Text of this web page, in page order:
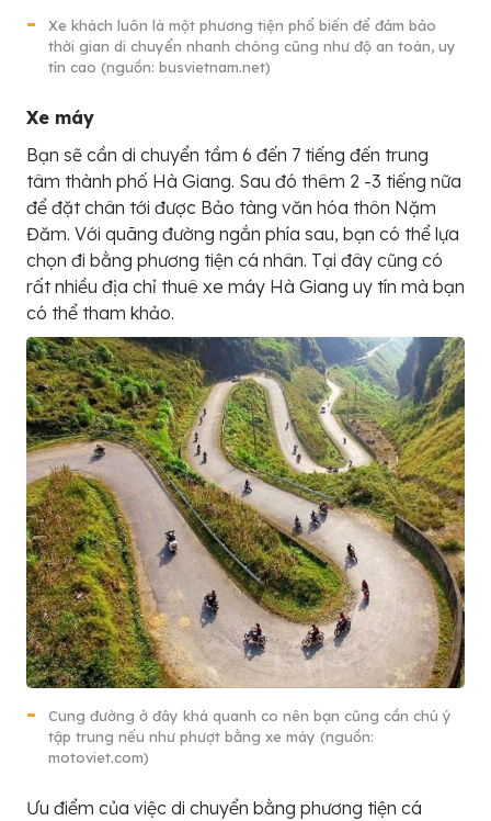
Xe khách luôn là một phương tiện phổ biến để đảm bảo
thời gian di chuyển nhanh chóng cũng như độ an toàn, uy
tín cao (nguồn: busvietnam.net)
Xe máy
Bạn sẽ cần di chuyển tầm 6 đến 7 tiếng đến trung
tâm thành phố Hà Giang. Sau đó thêm 2 -3 tiếng nữa
để đặt chân tới được Bảo tàng văn hóa thôn Nặm
Đăm. Với quãng đường ngắn phía sau, bạn có thể lựa
chọn đi bằng phương tiện cá nhân. Tại đây cũng có
rất nhiều địa chỉ thuê xe máy Hà Giang uy tín mà bạn
có thể tham khảo.
Cung đường ở đây khá quanh co nên bạn cũng cần chú ý
tập trung nếu như phượt bằng xe máy (nguồn:
motoviet.com)
Ưu điểm của việc di chuyển bằng phương tiện cá